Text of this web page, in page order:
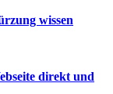
wissen
direkt und